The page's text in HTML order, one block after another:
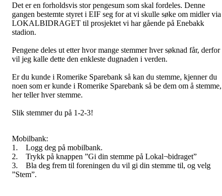
Det er en forholdsvis stor pengesum som skal fordeles. Denne
gangen bestemte styret i EIF seg for at vi skulle søke om midler via
LOKALBIDRAGET til prosjektet vi har gående på Enebakk
stadion.
Pengene deles ut etter hvor mange stemmer hver søknad får, derfor
vil jeg kalle dette den enkleste dugnaden i verden.
Er du kunde i Romerike Sparebank så kan du stemme, kjenner du
noen som er kunde i Romerike Sparebank så be dem om å stemme,
her teller hver stemme.
Slik stemmer du på 1-2-3!
Mobilbank:
1. Logg deg på mobilbank.
2. Trykk på knappen ”Gi din stemme på Lokal¬bidraget”
3. Bla deg frem til foreningen du vil gi din stemme til, og velg
”Stem”.